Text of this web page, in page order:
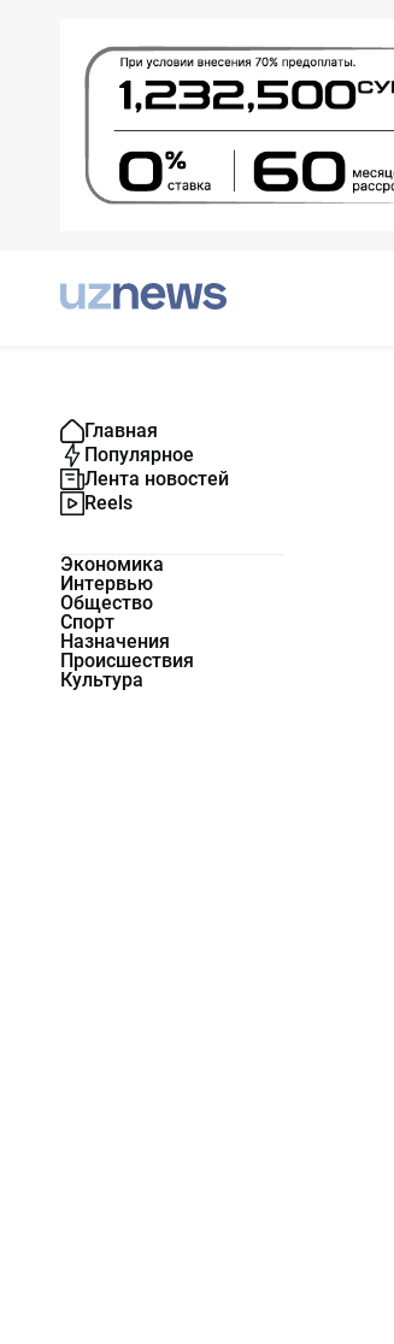
Главная
Популярное
Лента новостей
Reels
Экономика
Интервью
Общество
Спорт
Назначения
Происшествия
Культура